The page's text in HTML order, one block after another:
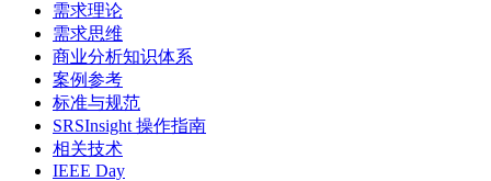
需求理论
需求思维
商业分析知识体系
案例参考
标准与规范
SRSInsight 操作指南
相关技术
IEEE Day